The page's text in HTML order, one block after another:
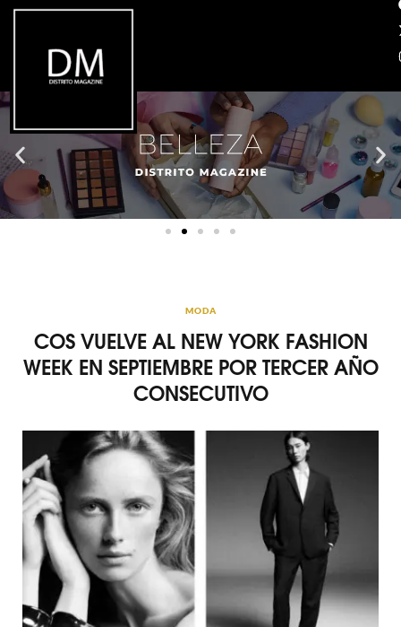
MODA
COS VUELVE AL NEW YORK FASHION
WEEK EN SEPTIEMBRE POR TERCER AÑO
CONSECUTIVO